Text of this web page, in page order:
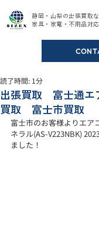
静岡・山梨の出張買取
家具・家電・不用品対
出張買取 富士通
買取 富士市買取
読了時間: 1分
富士市のお客様よりエア
ネラル(AS-V223NBK)
ました！